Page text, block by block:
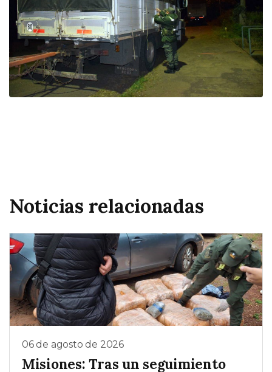
Noticias relacionadas
06 de agosto de 2026
Misiones: Tras un seguimiento